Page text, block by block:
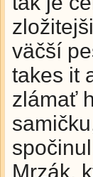
väčší
takes it
zlámať
Mrzák,